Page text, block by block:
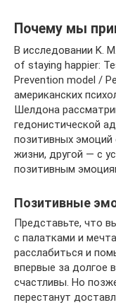
Почему мы
В исследовании K.
of staying happier:
Prevention model /
американских
Шелдона
гедонистической
позитивных эмоций
жизни, другой — с
позитивным
Позитивные
Представьте, что
с палатками и
расслабиться и
впервые за долгое
счастливы. Но
перестанут